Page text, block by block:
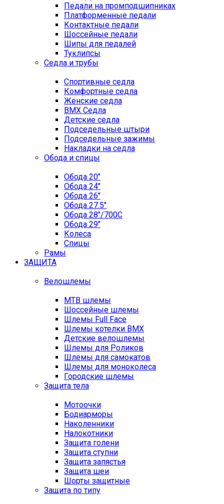
Педали на промподшипниках
Платформенные педали
Контактные педали
Шоссейные педали
Шипы для педалей
Туклипсы
Седла и трубы
Спортивные седла
Комфортные седла
Женские седла
BMX Седла
Детские седла
Подседельные штыри
Подседельные зажимы
Накладки на седла
Обода и спицы
Обода 20"
Обода 24"
Обода 26"
Обода 27.5"
Обода 28"/700C
Обода 29"
Колеса
Спицы
Рамы
ЗАЩИТА
Велошлемы
MTB шлемы
Шоссейные шлемы
Шлемы Full Face
Шлемы котелки BMX
Детские велошлемы
Шлемы для Роликов
Шлемы для самокатов
Шлемы для моноколеса
Городские шлемы
Защита тела
Мотоочки
Бодиарморы
Наколенники
Налокотники
Защита голени
Защита ступни
Защита запястья
Защита шеи
Шорты защитные
Защита по типу